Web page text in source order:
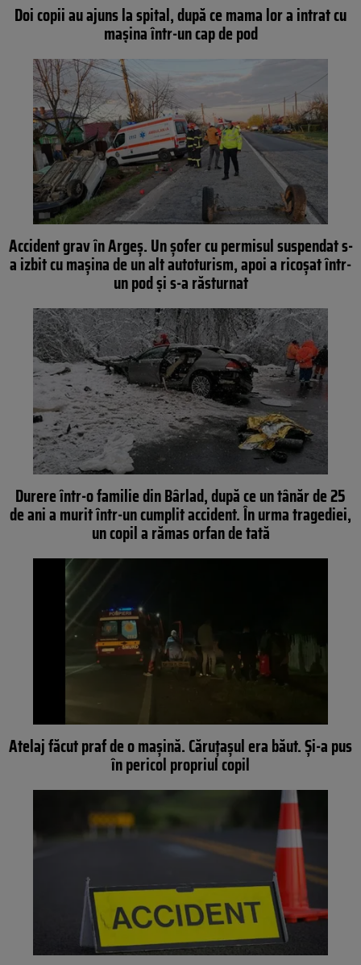
Doi copii au ajuns la spital, după ce mama lor a intrat cu
mașina într-un cap de pod
Accident grav în Argeș. Un șofer cu permisul suspendat s-
a izbit cu mașina de un alt autoturism, apoi a ricoșat într-
un pod și s-a răsturnat
Durere într-o familie din Bârlad, după ce un tânăr de 25
de ani a murit într-un cumplit accident. În urma tragediei,
un copil a rămas orfan de tată
Atelaj făcut praf de o mașină. Căruțașul era băut. Și-a pus
în pericol propriul copil